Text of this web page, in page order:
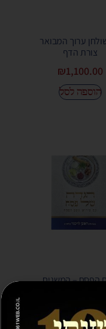
ערוך המבואר
צורת הדף
₪1,100.00
הוספה לסל
הפסח – המשגיח
30.00